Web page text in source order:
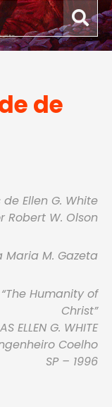
de
Ellen G. White
Robert W. Olson
M. Gazeta
Humanity of
Christ”
ELLEN G. WHITE
Coelho
SP – 1996